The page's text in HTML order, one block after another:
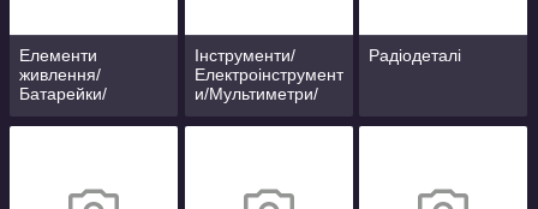
Елементи
живлення/
Батарейки/
Інструменти/
Електроінструмент
и/Мультиметри/
Радіодеталі